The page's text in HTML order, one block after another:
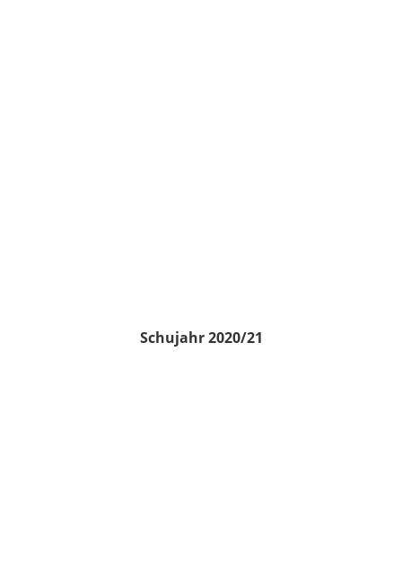
Schujahr 2020/21